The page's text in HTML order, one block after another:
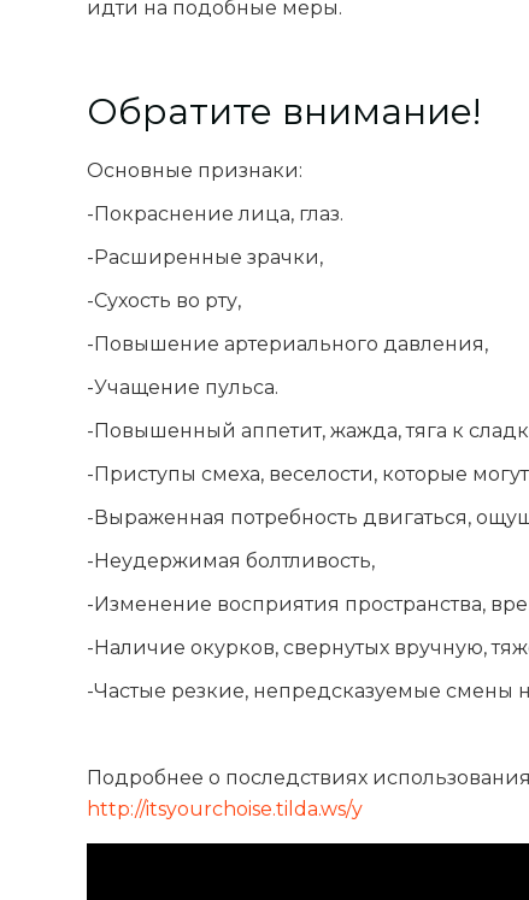
идти на подобные меры.
Обратите внимание!
Основные признаки:
-Покраснение лица, глаз.
-Расширенные зрачки,
-Сухость во рту,
-Повышение артериального давления,
-Учащение пульса.
-Повышенный аппетит, жажда, тяга к
-Приступы смеха, веселости, которые
-Выраженная потребность двигаться,
-Неудержимая болтливость,
-Изменение восприятия пространства,
-Наличие окурков, свернутых вручную,
-Частые резкие, непредсказуемые смены
Подробнее о последствиях
http://itsyourchoise.tilda.ws/y